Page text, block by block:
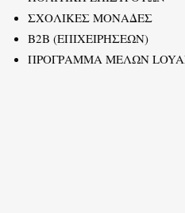
ΣΧΟΛΙΚΕΣ ΜΟΝΑΔΕΣ
B2B (ΕΠΙΧΕΙΡΗΣΕΩΝ)
ΠΡΟΓΡΑΜΜΑ ΜΕΛΩΝ